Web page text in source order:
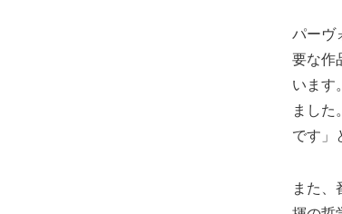
パーヴ
要な作
います
まし
です」
また